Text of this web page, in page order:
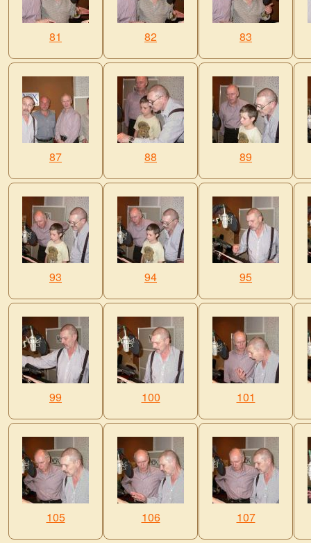
81 82 83
87 88 89
93 94 95
99 100 101
105 106 107